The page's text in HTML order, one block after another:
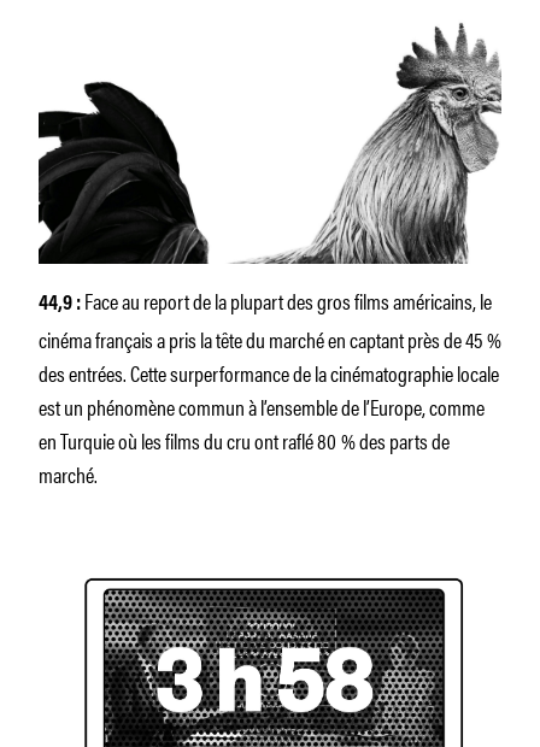
44,9 : Face au report de la plupart des gros films américains, le
cinéma français a pris la tête du marché en captant près de 45 %
des entrées. Cette surperformance de la cinématographie locale
est un phénomène commun à l’ensemble de l’Europe, comme
en Turquie où les films du cru ont raflé 80 % des parts de
marché.